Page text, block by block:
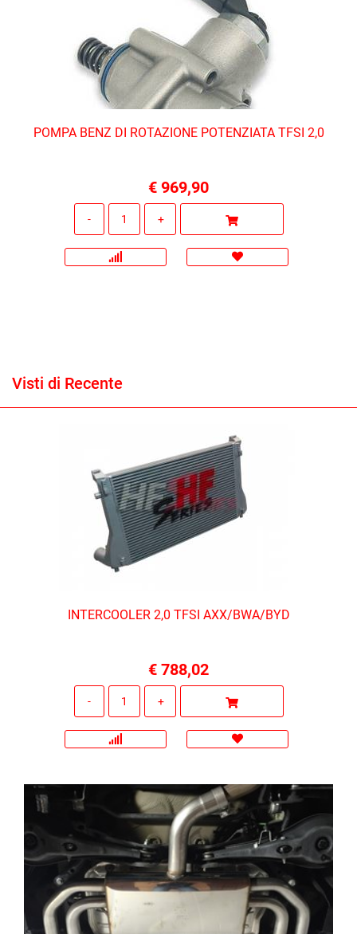
POMPA BENZ DI ROTAZIONE POTENZIATA TFSI 2,0
€ 969,90
Visti di Recente
INTERCOOLER 2,0 TFSI AXX/BWA/BYD
€ 788,02